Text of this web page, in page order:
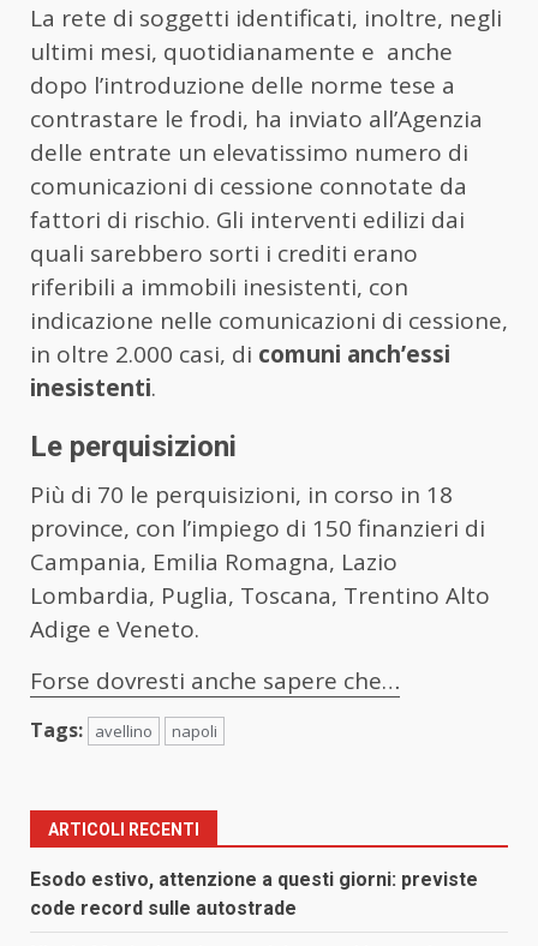
La rete di soggetti identificati, inoltre, negli
ultimi mesi, quotidianamente e anche
dopo l’introduzione delle norme tese a
contrastare le frodi, ha inviato all’Agenzia
delle entrate un elevatissimo numero di
comunicazioni di cessione connotate da
fattori di rischio. Gli interventi edilizi dai
quali sarebbero sorti i crediti erano
riferibili a immobili inesistenti, con
indicazione nelle comunicazioni di cessione,
in oltre 2.000 casi, di comuni anch’essi
inesistenti.
Le perquisizioni
Più di 70 le perquisizioni, in corso in 18
province, con l’impiego di 150 finanzieri di
Campania, Emilia Romagna, Lazio
Lombardia, Puglia, Toscana, Trentino Alto
Adige e Veneto.
Forse dovresti anche sapere che…
Tags: avellino napoli
ARTICOLI RECENTI
Esodo estivo, attenzione a questi giorni: previste
code record sulle autostrade